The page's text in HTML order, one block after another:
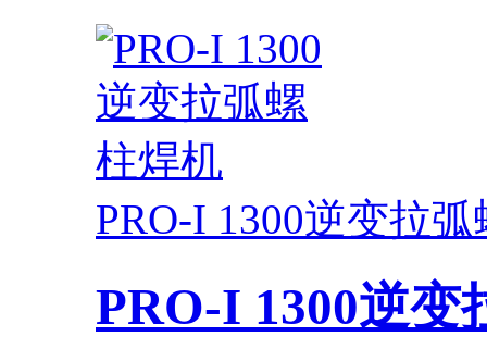
PRO-I 1300逆变拉
PRO-I 1300逆变